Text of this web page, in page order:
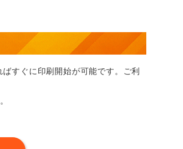
すぐに印刷開始が可能です。ご利